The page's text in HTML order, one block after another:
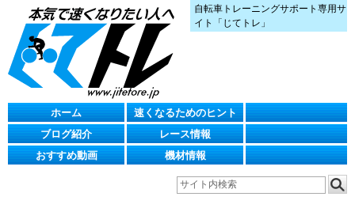
自転車トレーニングサポート専用サ
イト「じてトレ」
ホーム
速くなるためのヒント
ブログ紹介
レース情報
おすすめ動画
機材情報